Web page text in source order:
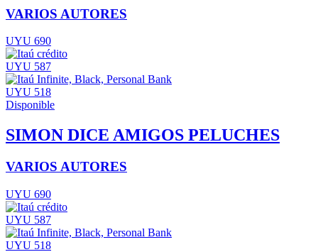
VARIOS AUTORES
UYU 690
UYU 587
UYU 518
Disponible
SIMON DICE AMIGOS PELUCHES
VARIOS AUTORES
UYU 690
UYU 587
UYU 518